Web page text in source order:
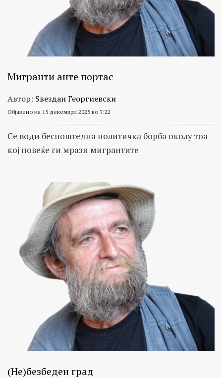
Мигранти анте портас
Автор: Ѕвездан Георгиевски
Објавено на 15 декември 2025 во 7:22
Се води беспоштедна политичка борба околу тоа
кој повеќе ги мрази мигрантите
(Не)безбеден град